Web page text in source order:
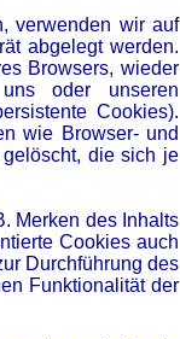
verwenden wir auf
abgelegt werden.
Browsers, wieder
oder unseren
Cookies).
wie Browser- und
die sich je
Merken des Inhalts
Cookies auch
Durchführung des
Funktionalität der